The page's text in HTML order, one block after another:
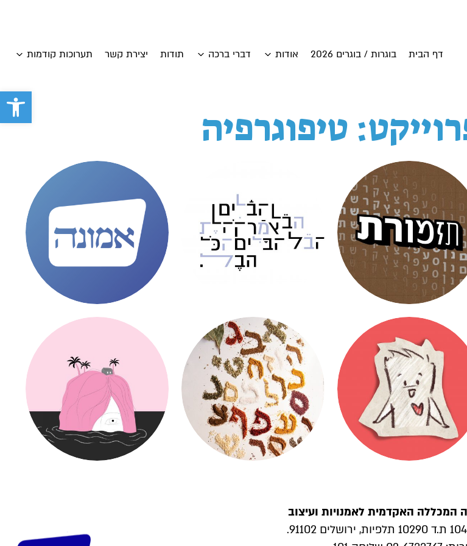
פתח
דף הבית בוגרות / בוגרים 2026 אודות דברי ברכה תודות יצירת קשר תערוכות קודמות
טיפוגרפיה